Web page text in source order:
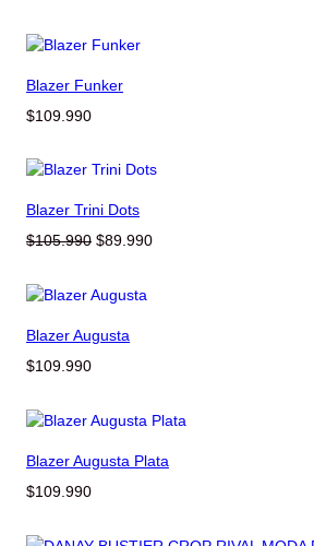
Blazer Funker
$109.990
Blazer Trini Dots
$105.990 El
original
era:
$105.990.
$89.990El
Blazer Augusta
$109.990
Blazer Augusta Plata
$109.990